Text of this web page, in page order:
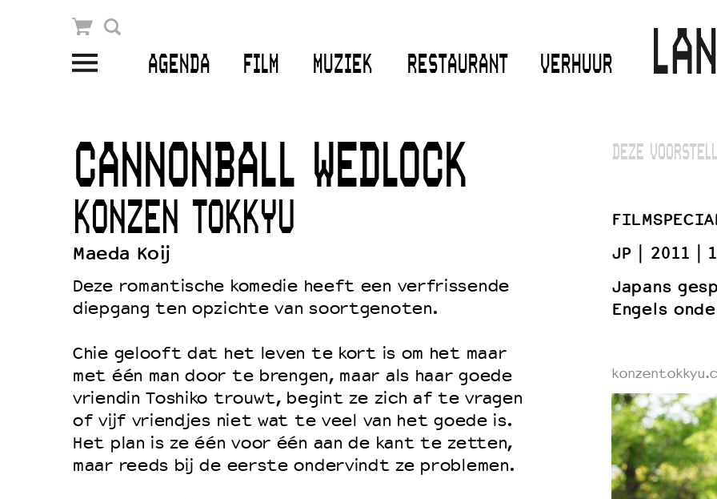
AGENDA FILM MUZIEK RESTAURANT VERHUUR
Winkelmandje
Openingstijden & contact
Bereikbaarheid
Kaartverkoop
Schoolvoorstellingen
Filmprogramma’s VO/MBO
Speciale educatieprogramma’s
OVER LANTARENVENSTER
CANNONBALL WEDLOCK
KONZEN TOKKYU
Maeda Koij
Deze romantische komedie heeft een verfrissende
diepgang ten opzichte van soortgenoten.
Chie gelooft dat het leven te kort is om het maar
met één man door te brengen, maar als haar goede
vriendin Toshiko trouwt, begint ze zich af te vragen
of vijf vriendjes niet wat te veel van het goede is.
Het plan is ze één voor één aan de kant te zetten,
maar reeds bij de eerste ondervindt ze problemen.
DEZE
JP
2011
Japans
Engels